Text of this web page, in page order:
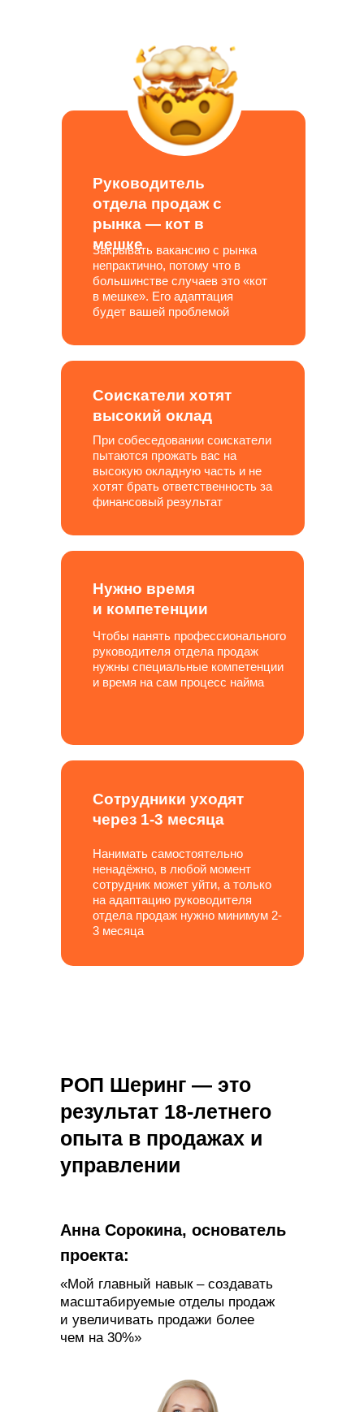
Руководитель
отдела продаж с
рынка — кот в
мешке
Сотрудники уходят
через 1-3 месяца
Соискатели хотят
высокий оклад
Закрывать вакансию с рынка
непрактично, потому что в
большинстве случаев это «кот
в мешке». Его адаптация
будет вашей проблемой
При собеседовании соискатели
пытаются прожать вас на
высокую окладную часть и не
хотят брать ответственность за
финансовый результат
Чтобы нанять профессионального
руководителя отдела продаж
нужны специальные компетенции
и время на сам процесс найма
Нанимать самостоятельно
ненадёжно, в любой момент
сотрудник может уйти, а только
на адаптацию руководителя
отдела продаж нужно минимум 2-
3 месяца
Нужно время
и компетенции
РОП Шеринг — это
результат 18-летнего
опыта в продажах и
управлении
«Мой главный навык – создавать
масштабируемые отделы продаж
и увеличивать продажи более
чем на 30%»
Анна Сорокина, основатель
проекта: